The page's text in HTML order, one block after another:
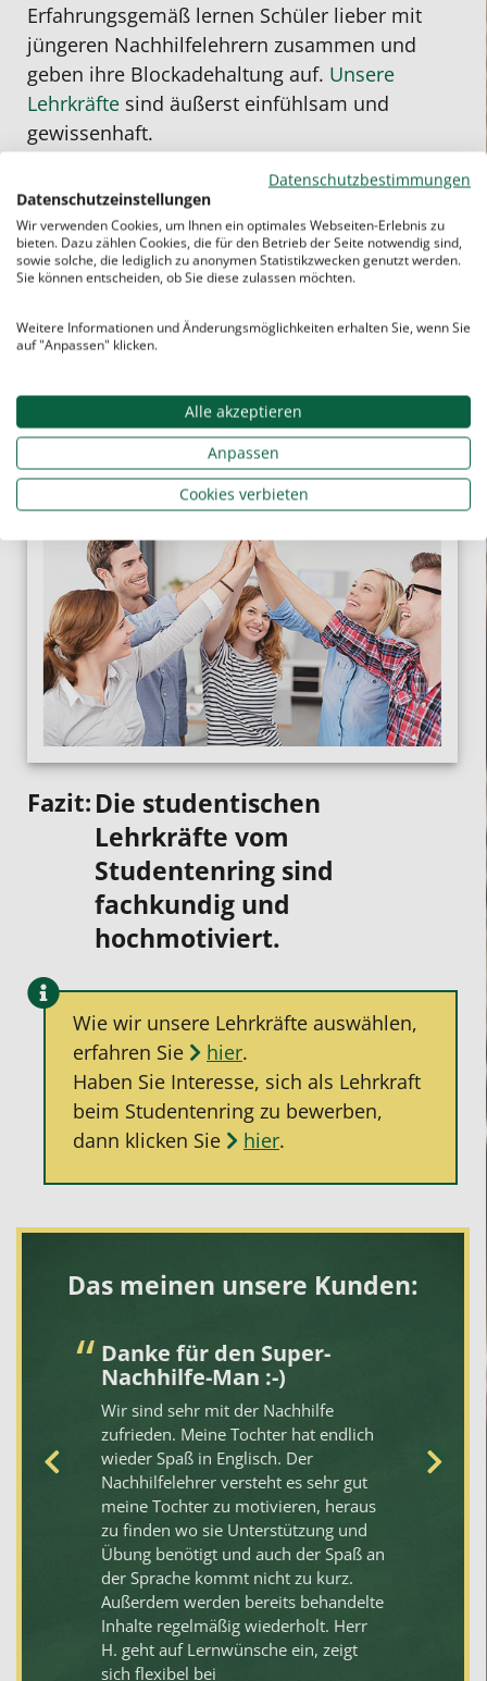
Erfahrungsgemäß lernen Schüler lieber mit
jüngeren Nachhilfelehrern zusammen und
geben ihre Blockadehaltung auf. Unsere
Lehrkräfte sind äußerst einfühlsam und
gewissenhaft.
Falls es zwischenmenschlich zwischen Ihrem
Kind und der Lehrkraft mal nicht passen sollte,
wählen wir gerne und unkompliziert für Sie
eine neueNachhilfekraftaus. Ein kurzer Anruf
Ist die von uns vermittelte Lehrkraft in den
Problem! Geben Sie einfach Bescheid. Wir
kümmern uns um einen adäquaten Ersatz.
Die studentischen
Lehrkräfte vom
Studentenring sind
fachkundig und
hochmotiviert.
Wie wir unsere Lehrkräfte auswählen,
erfahren Sie
hier.
Haben Sie Interesse, sich als Lehrkraft
beim Studentenring zu bewerben,
dann klicken Sie
hier.
Das meinen unsere Kunden:
Danke für den Super-
Nachhilfe-Man :-)
Wir sind sehr mit der Nachhilfe
zufrieden. Meine Tochter hat endlich
wieder Spaß in Englisch. Der
Nachhilfelehrer versteht es sehr gut
meine Tochter zu motivieren, heraus
zu finden wo sie Unterstützung und
Übung benötigt und auch der Spaß an
der Sprache kommt nicht zu kurz.
Außerdem werden bereits behandelte
Inhalte regelmäßig wiederholt. Herr
H. geht auf Lernwünsche ein, zeigt
sich flexibel bei
Datenschutzbestimmungen
Datenschutzeinstellungen
Wir verwenden Cookies, um Ihnen ein optimales Webseiten-Erlebnis zu
bieten. Dazu zählen Cookies, die für den Betrieb der Seite notwendig sind,
sowie solche, die lediglich zu anonymen Statistikzwecken genutzt werden.
Sie können entscheiden, ob Sie diese zulassen möchten.
Weitere Informationen und Änderungsmöglichkeiten erhalten Sie, wenn Sie
auf "Anpassen" klicken.
Alle akzeptieren
Anpassen
Cookies verbieten